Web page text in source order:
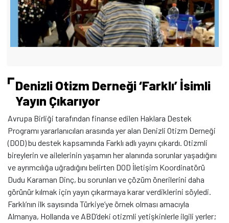
Denizli Otizm Derneği ‘Farklı’ İsimli
Yayın Çıkarıyor
Avrupa Birliği tarafından finanse edilen Haklara Destek
Programı yararlanıcıları arasında yer alan Denizli Otizm Derneği
(DOD) bu destek kapsamında Farklı adlı yayını çıkardı. Otizmli
bireylerin ve ailelerinin yaşamın her alanında sorunlar yaşadığını
ve ayrımcılığa uğradığını belirten DOD İletişim Koordinatörü
Dudu Karaman Dinç, bu sorunları ve çözüm önerilerini daha
görünür kılmak için yayın çıkarmaya karar verdiklerini söyledi.
Farklı’nın ilk sayısında Türkiye’ye örnek olması amacıyla
Almanya, Hollanda ve ABD’deki otizmli yetişkinlerle ilgili yerler;